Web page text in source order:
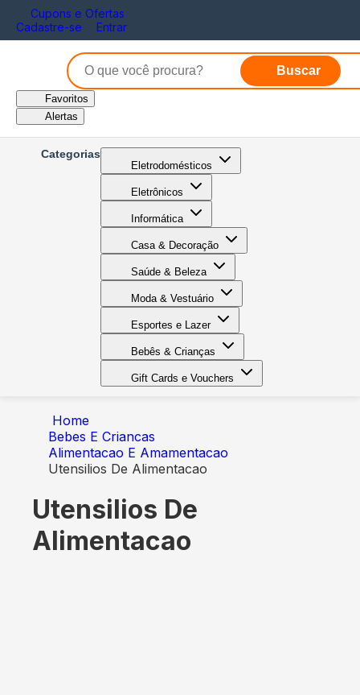
Cupons e Ofertas
Cadastre-se
Entrar
Buscar
Favoritos
Alertas
Categorias
Eletrodomésticos
Eletrônicos
Informática
Casa & Decoração
Saúde & Beleza
Moda & Vestuário
Esportes e Lazer
Bebês & Crianças
Gift Cards e Vouchers
Home
Bebes E Criancas
Alimentacao E Amamentacao
Utensilios De Alimentacao
Utensilios De
Alimentacao